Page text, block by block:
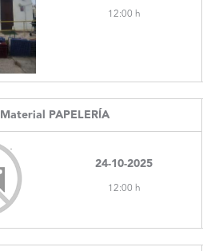
12:00 h
Material PAPELERÍA
24-10-2025
12:00 h